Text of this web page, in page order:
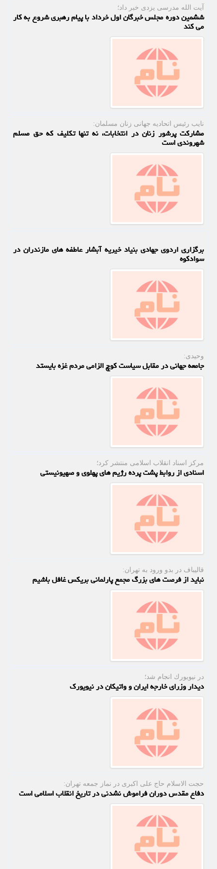
آیت الله مدرسی یزدی خبر داد؛
ششمین دوره مجلس خبرگان اول خرداد با پیام رهبری شروع به کار
می کند
نایب رئیس اتحادیه جهانی زنان مسلمان:
مشارکت پرشور زنان در انتخابات، نه تنها تکلیف که حق مسلم
شهروندی است
برگزاری اردوی جهادی بنیاد خیریه آبشار عاطفه های مازندران در
سوادکوه
وحیدی:
جامعه جهانی در مقابل سیاست کوچ الزامی مردم غزه بایستد
مركز اسناد انقلاب اسلامی منتشر كرد؛
اسنادی از روابط پشت پرده رژیم های پهلوی و صهیونیستی
قالیباف در بدو ورود به تهران:
نباید از فرصت های بزرگ مجمع پارلمانی بریکس غافل باشیم
در نیویورك انجام شد؛
دیدار وزرای خارجه ایران و واتیکان در نیویورک
حجت الاسلام حاج علی اكبری در نماز جمعه تهران:
دفاع مقدس دوران فراموش نشدنی در تاریخ انقلاب اسلامی است